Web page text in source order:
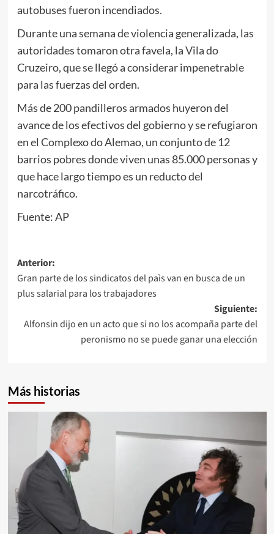
autobuses fueron incendiados.
Durante una semana de violencia generalizada, las
autoridades tomaron otra favela, la Vila do
Cruzeiro, que se llegó a considerar impenetrable
para las fuerzas del orden.
Más de 200 pandilleros armados huyeron del
avance de los efectivos del gobierno y se refugiaron
en el Complexo do Alemao, un conjunto de 12
barrios pobres donde viven unas 85.000 personas y
que hace largo tiempo es un reducto del
narcotráfico.
Fuente: AP
Navegación
de
entradas
Anterior:
Gran parte de los sindicatos del paìs van en busca de un
plus salarial para los trabajadores
Siguiente:
Alfonsin dijo en un acto que si no los acompaña parte del
peronismo no se puede ganar una elección
Más historias